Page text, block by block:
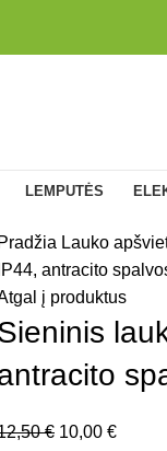
LEMPUTĖS
Pradžia Lauko
IP44, antracito
į produktus
€ 10,00 €